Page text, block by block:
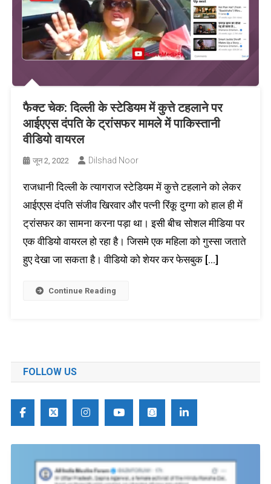
फैक्ट चेक: दिल्ली के स्टेडियम में कुत्ते टहलाने पर
आईएएस दंपति के ट्रांसफर मामले में पाकिस्तानी
वीडियो वायरल
जून 2, 2022 Dilshad Noor
राजधानी दिल्ली के त्यागराज स्टेडियम में कुत्ते टहलाने को लेकर
आईएएस दंपति संजीव खिरवार और पत्नी रिंकू दुग्गा को हाल ही में
ट्रांसफर का सामना करना पड़ा था। इसी बीच सोशल मीडिया पर
एक वीडियो वायरल हो रहा है। जिसमे एक महिला को गुस्सा जताते
हुए देखा जा सकता है। वीडियो को शेयर कर फेसबुक […]
Continue Reading
FOLLOW US